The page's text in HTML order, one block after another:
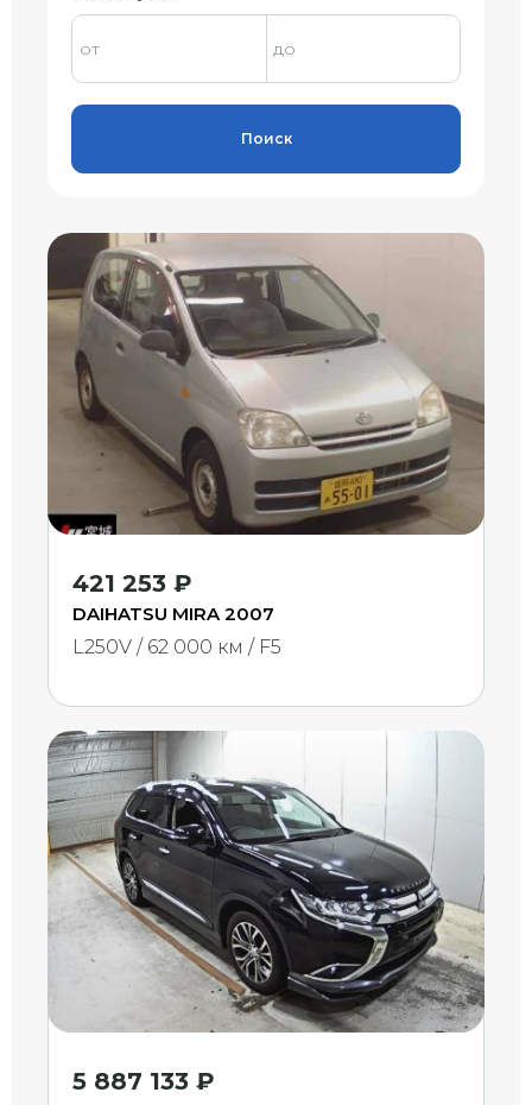
Поиск
421 253 ₽
DAIHATSU MIRA 2007
L250V / 62 000 км / F5
5 887 133 ₽